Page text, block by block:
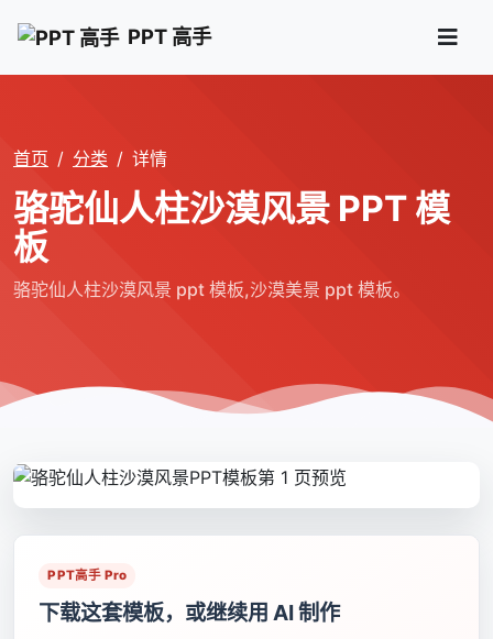
PPT 高手
首页 分类 详情
骆驼仙人柱沙漠风景 PPT 模
板
骆驼仙人柱沙漠风景 ppt 模板,沙漠美景 ppt 模板。
PPT高手 Pro
下载这套模板，或继续用 AI 制作